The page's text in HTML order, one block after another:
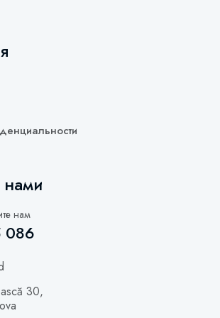
нами
нам
086
30,